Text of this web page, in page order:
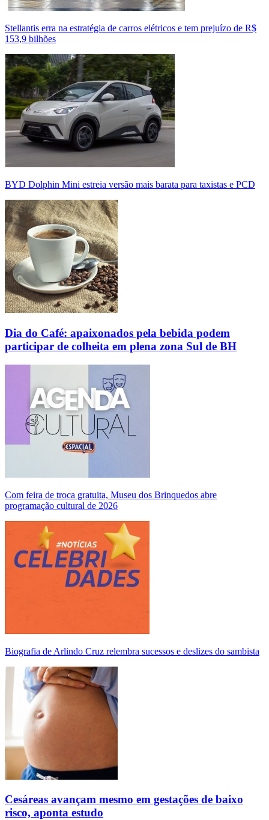
Stellantis erra na estratégia de carros elétricos e tem prejuízo de R$
153,9 bilhões
BYD Dolphin Mini estreia versão mais barata para taxistas e PCD
Dia do Café: apaixonados pela bebida podem
participar de colheita em plena zona Sul de BH
Com feira de troca gratuita, Museu dos Brinquedos abre
programação cultural de 2026
Biografia de Arlindo Cruz relembra sucessos e deslizes do sambista
Cesáreas avançam mesmo em gestações de baixo
risco, aponta estudo